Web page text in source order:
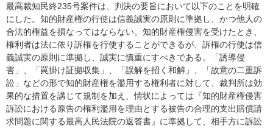
最高裁知民終235号案件は、判決の要旨において以下のことを明確
にした。知的財産権の行使は信義誠実の原則に準拠し、かつ他人の
合法的権益を損なってはならない。知的財産権侵害を受けたとき、
権利者は法に依り訴権を行使することができるが、訴権の行使は信
義誠実の原則に準拠し、誠実に慎重にすべきである。「誘導侵
害」、「罠掛け証拠収集」、「誤解を招く和解」、「故意の二重訴
訟」などの形で知的財産権を濫用する権利者に対して、裁判所は効
果的な措置を講じて規制を加え、情状によっては『知的財産権侵害
訴訟における原告の権利濫用を理由とする被告の合理的支出賠償請
求問題に関する最高人民法院の返答書』に準拠して、相手方に訴訟